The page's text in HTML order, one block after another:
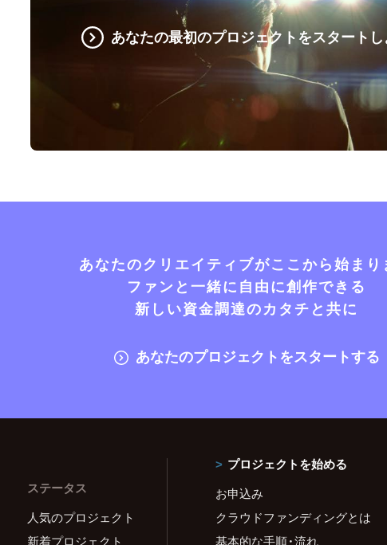
あなたの最初のプロジェクトをスタートし
あなたのクリエイティブがここから始まり
ファンと一緒に自由に創作できる
新しい資金調達のカタチと共に
あなたのプロジェクトをスタートする
ステータス
人気のプロジェクト
新着プロジェクト
プロジェクトを始める
お申込み
クラウドファンディングとは
基本的な手順・流れ